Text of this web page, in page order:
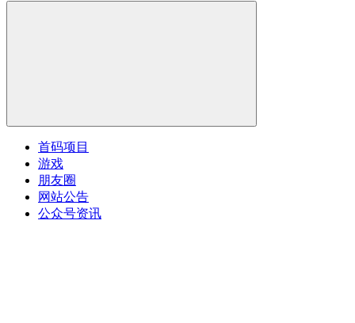
首码项目
游戏
朋友圈
网站公告
公众号资讯